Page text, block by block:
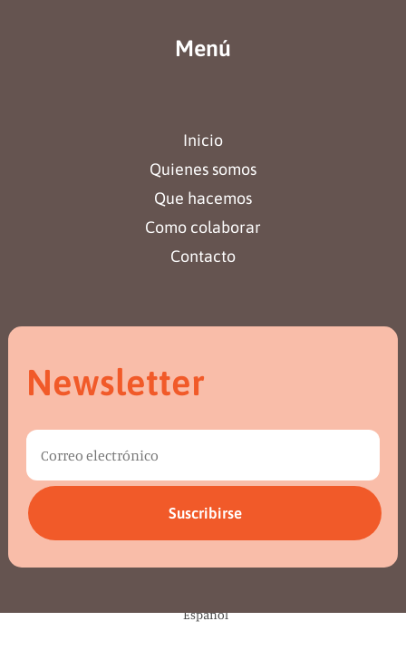
Menú
Inicio
Quienes somos
Que hacemos
Como colaborar
Contacto
Newsletter
Suscribirse
Español